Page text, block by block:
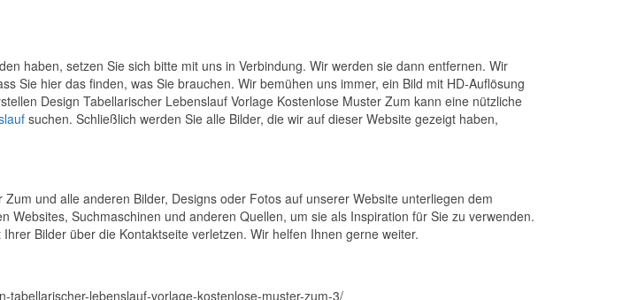
haben, setzen Sie sich bitte mit uns in Verbindung. Wir werden sie dann entfernen. Wir
Sie hier das finden, was Sie brauchen. Wir bemühen uns immer, ein Bild mit HD-Auflösung
Design Tabellarischer Lebenslauf Vorlage Kostenlose Muster Zum kann eine nützliche
suchen. Schließlich werden Sie alle Bilder, die wir auf dieser Website gezeigt haben,
und alle anderen Bilder, Designs oder Fotos auf unserer Website unterliegen dem
Suchmaschinen und anderen Quellen, um sie als Inspiration für Sie zu verwenden.
Bilder über die Kontaktseite verletzen. Wir helfen Ihnen gerne weiter.
lebenslauf-vorlage-kostenlose-muster-zum-3/